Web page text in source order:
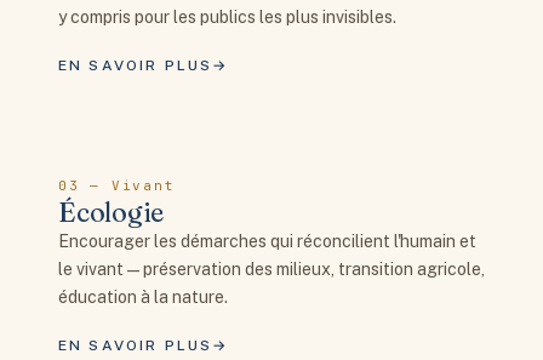
y compris pour les publics les plus invisibles.
EN SAVOIR PLUS
03 — Vivant
Écologie
Encourager les démarches qui réconcilient l'humain et
le vivant — préservation des milieux, transition agricole,
éducation à la nature.
EN SAVOIR PLUS